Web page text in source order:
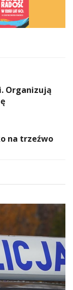
Organizują
na trzeźwo